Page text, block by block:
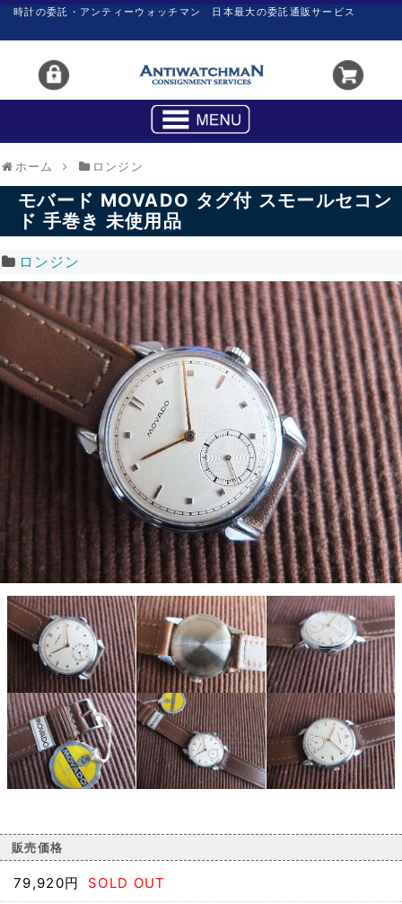
時計の委託・アンティーウォッチマン 日本最大の委託通販サービス
ホーム ロンジン
モバード MOVADO タグ付 スモールセコン
ド 手巻き 未使用品
ロンジン
販売価格
79,920円 SOLD OUT